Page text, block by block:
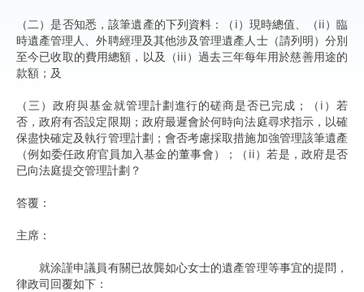
（二）是否知悉，該筆遺產的下列資料：（i）現時總值、（ii）臨
時遺產管理人、外聘經理及其他涉及管理遺產人士（請列明）分別
至今已收取的費用總額，以及（iii）過去三年每年用於慈善用途的
款額；及
（三）政府與基金就管理計劃進行的磋商是否已完成；（i）若
否，政府有否設定限期；政府最遲會於何時向法庭尋求指示，以確
保盡快確定及執行管理計劃；會否考慮採取措施加強管理該筆遺產
（例如委任政府官員加入基金的董事會）；（ii）若是，政府是否
已向法庭提交管理計劃？
答覆：
主席：
就涂謹申議員有關已故龔如心女士的遺產管理等事宜的提問，
律政司回覆如下：